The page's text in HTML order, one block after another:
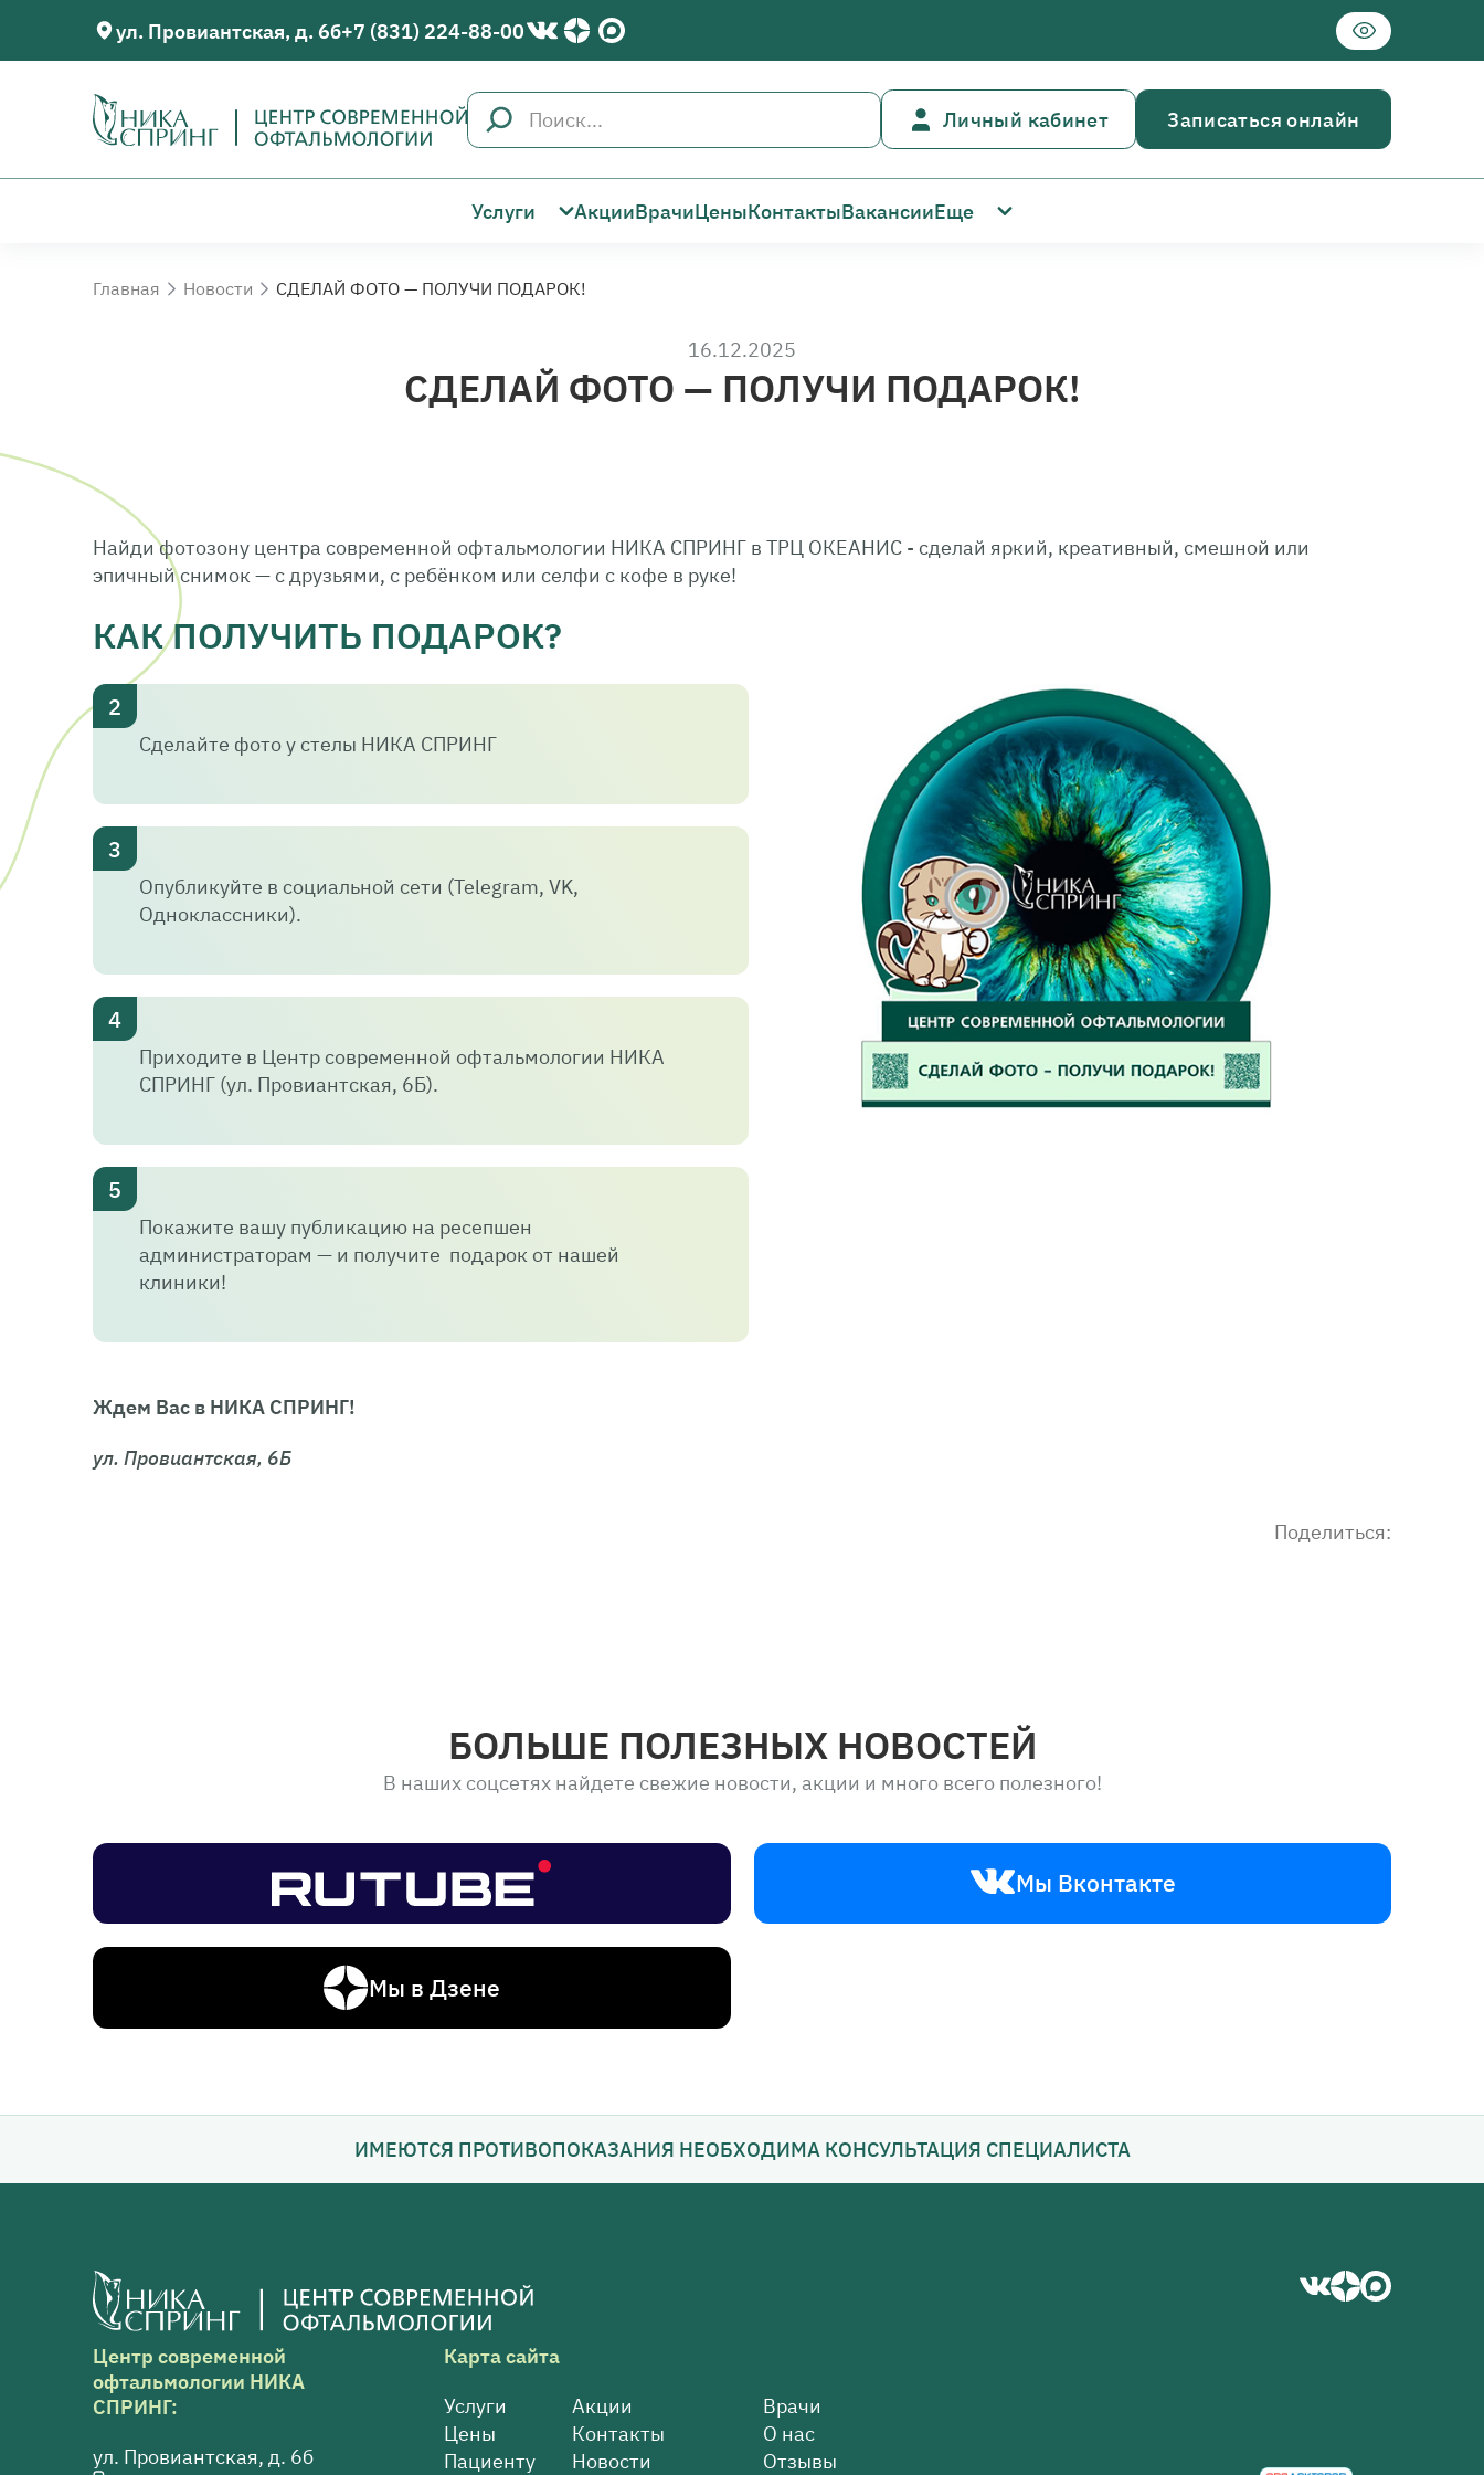
ул. Провиантская, д. 6б+7 (831) 224-88-00
Личный кабинет Записаться онлайн
Услуги АкцииВрачиЦеныКонтактыВакансииЕще
Главная Новости СДЕЛАЙ ФОТО — ПОЛУЧИ ПОДАРОК!
16.12.2025
СДЕЛАЙ ФОТО — ПОЛУЧИ ПОДАРОК!
Найди фотозону центра современной офтальмологии НИКА СПРИНГ в ТРЦ ОКЕАНИС - сделай яркий, креативный, смешной или
эпичный снимок — с друзьями, с ребёнком или селфи с кофе в руке!
КАК ПОЛУЧИТЬ ПОДАРОК?
Сделайте фото у стелы НИКА СПРИНГ
Опубликуйте в социальной сети (Telegram, VK,
Одноклассники).
Приходите в Центр современной офтальмологии НИКА
СПРИНГ (ул. Провиантская, 6Б).
Покажите вашу публикацию на ресепшен
администраторам — и получите подарок от нашей
клиники!
Ждем Вас в НИКА СПРИНГ!
ул. Провиантская, 6Б
Поделиться:
БОЛЬШЕ ПОЛЕЗНЫХ НОВОСТЕЙ
В наших соцсетях найдете свежие новости, акции и много всего полезного!
Мы Вконтакте
Мы в Дзене
ИМЕЮТСЯ ПРОТИВОПОКАЗАНИЯ НЕОБХОДИМА КОНСУЛЬТАЦИЯ СПЕЦИАЛИСТА
Центр современной
офтальмологии НИКА
СПРИНГ:
ул. Провиантская, д. 6б
Карта сайта
Услуги
Цены
Пациенту
Акции
Контакты
Новости
Врачи
О нас
Отзывы